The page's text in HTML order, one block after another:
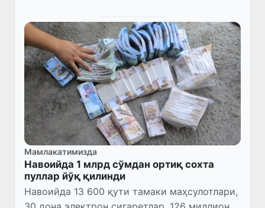
Мамлакатимизда
Навоийда 1 млрд сўмдан ортиқ сохта
пуллар йўқ қилинди
Навоийда 13 600 қути тамаки маҳсулотлари,